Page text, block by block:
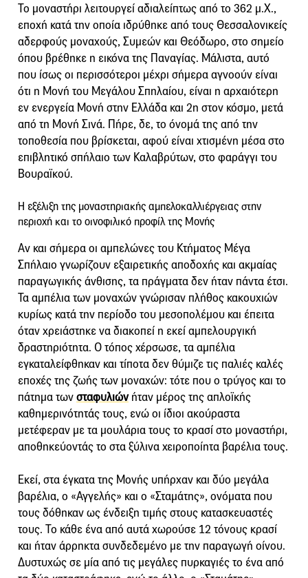
Το μοναστήρι λειτουργεί αδιαλείπτως από το 362 μ.Χ.,
εποχή κατά την οποία ιδρύθηκε από τους Θεσσαλονικείς
αδερφούς μοναχούς, Συμεών και Θεόδωρο, στο σημείο
όπου βρέθηκε η εικόνα της Παναγίας. Μάλιστα, αυτό
που ίσως οι περισσότεροι μέχρι σήμερα αγνοούν είναι
ότι η Μονή του Μεγάλου Σπηλαίου, είναι η αρχαιότερη
εν ενεργεία Μονή στην Ελλάδα και 2η στον κόσμο, μετά
από τη Μονή Σινά. Πήρε, δε, το όνομά της από την
τοποθεσία που βρίσκεται, αφού είναι χτισμένη μέσα στο
επιβλητικό σπήλαιο των Καλαβρύτων, στο φαράγγι του
Βουραϊκού.
Η εξέλιξη της μοναστηριακής αμπελοκαλλιέργειας στην
περιοχή και το οινοφιλικό προφίλ της Μονής
Αν και σήμερα οι αμπελώνες του Κτήματος Μέγα
Σπήλαιο γνωρίζουν εξαιρετικής αποδοχής και ακμαίας
παραγωγικής άνθισης, τα πράγματα δεν ήταν πάντα έτσι.
Τα αμπέλια των μοναχών γνώρισαν πλήθος κακουχιών
κυρίως κατά την περίοδο του μεσοπολέμου και έπειτα
όταν χρειάστηκε να διακοπεί η εκεί αμπελουργική
δραστηριότητα. Ο τόπος χέρσωσε, τα αμπέλια
εγκαταλείφθηκαν και τίποτα δεν θύμιζε τις παλιές καλές
εποχές της ζωής των μοναχών: τότε που ο τρύγος και το
πάτημα τωνσταφυλιώνήταν μέρος της απλοϊκής
καθημερινότητάς τους, ενώ οι ίδιοι ακούραστα
μετέφεραν με τα μουλάρια τους το κρασί στο μοναστήρι,
αποθηκεύοντάς το στα ξύλινα χειροποίητα βαρέλια τους.
Εκεί, στα έγκατα της Μονής υπήρχαν και δύο μεγάλα
βαρέλια, ο «Αγγελής» και ο «Σταμάτης», ονόματα που
τους δόθηκαν ως ένδειξη τιμής στους κατασκευαστές
τους. Το κάθε ένα από αυτά χωρούσε 12 τόνους κρασί
και ήταν άρρηκτα συνδεδεμένο με την παραγωγή οίνου.
Δυστυχώς σε μία από τις μεγάλες πυρκαγιές το ένα από